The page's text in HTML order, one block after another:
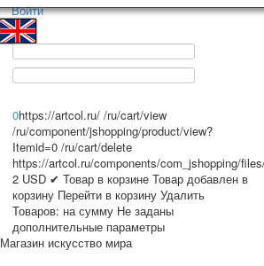
Игральные карты
Войти
0https://artcol.ru/ /ru/cart/view
/ru/component/jshopping/product/view?
Itemid=0 /ru/cart/delete
https://artcol.ru/components/com_jshopping/
2 USD ✔ Товар в корзине Товар добавлен в
корзину Перейти в корзину Удалить
Товаров: на сумму Не заданы
дополнительные параметры
Магазин искусство мира